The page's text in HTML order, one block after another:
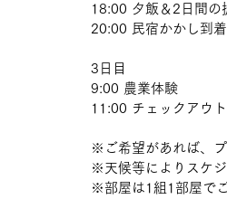
18:00 夕飯＆2日間の
20:00 民宿かかし到着
3日目
9:00 農業体験
11:00 チェックアウ
※ご希望があれば、
※天候等によりスケジ
※部屋は1組1部屋で